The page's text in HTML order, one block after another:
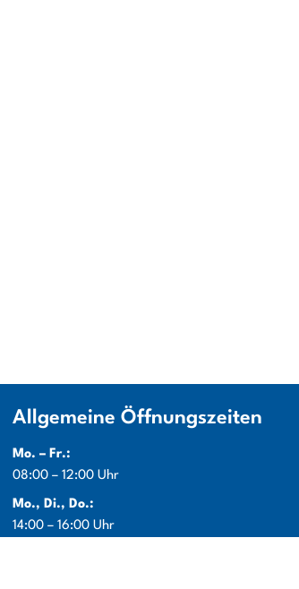
Allgemeine Öffnungszeiten
Mo. – Fr.:
08:00 – 12:00 Uhr
Mo., Di., Do.:
14:00 – 16:00 Uhr